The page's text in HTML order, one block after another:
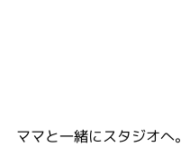
ママと一緒にスタジオへ。